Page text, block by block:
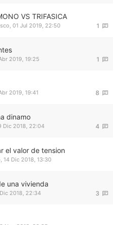
VS TRIFASICA
1
, 01 Jul 2019, 22:50
1
2019, 19:25
8
2019, 19:41
dinamo
4
Dic 2018, 22:04
el valor de tension
, 14 Dic 2018, 13:30
una vivienda
3
2018, 22:34